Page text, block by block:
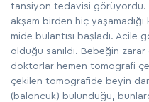
tansiyon tedavisi görüyordu.
akşam birden hiç
mide bulantısı başladı. Acile
olduğu sanıldı. Bebeğin
doktorlar hemen tomografi
çekilen tomografide beyin
(baloncuk) bulunduğu,